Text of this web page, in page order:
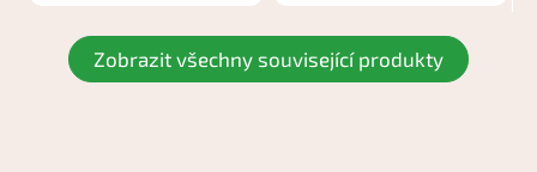
Zobrazit všechny související produkty